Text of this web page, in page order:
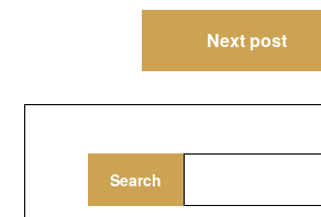
Next post
Search